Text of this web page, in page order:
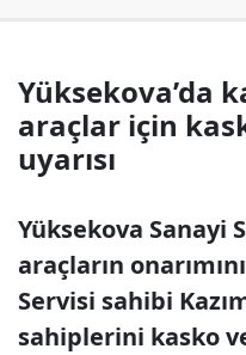
Yüksekova’da
araçlar için
uyarısı
Yüksekova Sanayi
araçların
Servisi sahibi
sahiplerini kasko